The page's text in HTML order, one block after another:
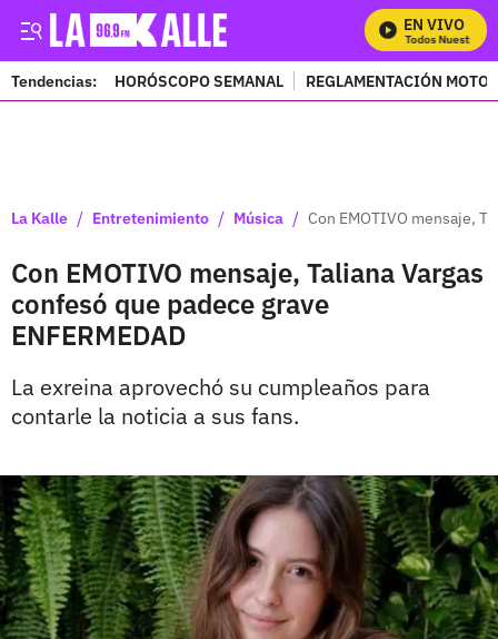
EN VIVO
Mira Todos Nuestros
Tendencias: HORÓSCOPO SEMANAL REGLAMENTACIÓN
La Kalle / Entretenimiento / Música / Con EMOTIVO mensaje,
Con EMOTIVO mensaje, Taliana Vargas
confesó que padece grave
ENFERMEDAD
La exreina aprovechó su cumpleaños para
contarle la noticia a sus fans.